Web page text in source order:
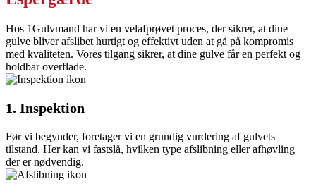
Hos 1Gulvmand har vi en velafprøvet proces, der sikrer, at dine
gulve bliver afslibet hurtigt og effektivt uden at gå på kompromis
med kvaliteten. Vores tilgang sikrer, at dine gulve får en perfekt og
holdbar overflade.
1. Inspektion
Før vi begynder, foretager vi en grundig vurdering af gulvets
tilstand. Her kan vi fastslå, hvilken type afslibning eller afhøvling
der er nødvendig.